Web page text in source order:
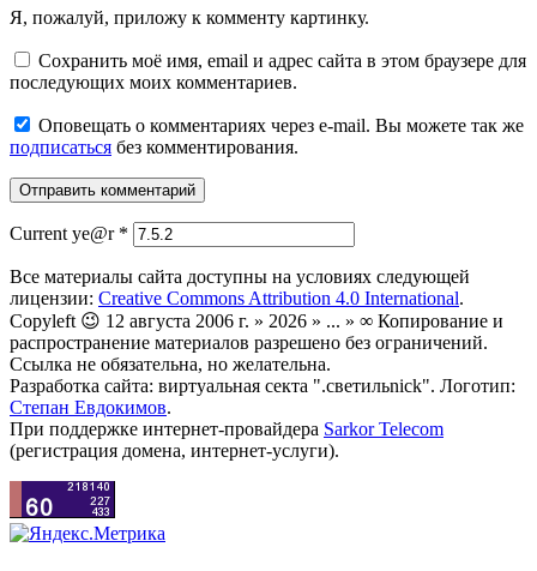
Я, пожалуй, приложу к комменту картинку.
Сохранить моё имя, email и адрес сайта в этом браузере для
последующих моих комментариев.
Оповещать о комментариях через e-mail. Вы можете так же
подписаться без комментирования.
Current ye@r *
Все материалы сайта доступны на условиях следующей
лицензии: Creative Commons Attribution 4.0 International.
Copyleft 😉 12 августа 2006 г. » 2026 » ... » ∞ Копирование и
распространение материалов разрешено без ограничений.
Ссылка не обязательна, но желательна.
Разработка сайта: виртуальная секта ".светильnick". Логотип:
Степан Евдокимов.
При поддержке интернет-провайдера Sarkor Telecom
(регистрация домена, интернет-услуги).